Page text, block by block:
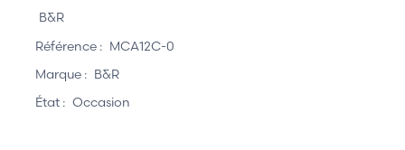
B&R
Référence : MCA12C-0
Marque : B&R
État : Occasion